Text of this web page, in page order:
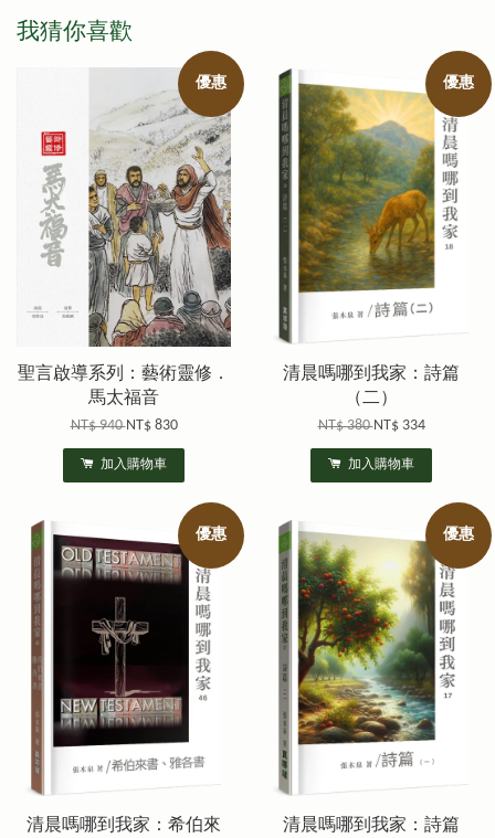
我猜你喜歡
優惠
聖言啟導系列：藝術靈修．
馬太福音
NT$ 940NT$ 830
加入購物車
優惠
清晨嗎哪到我家：詩篇
（二）
NT$ 380NT$ 334
加入購物車
優惠
清晨嗎哪到我家：希伯來
優惠
清晨嗎哪到我家：詩篇